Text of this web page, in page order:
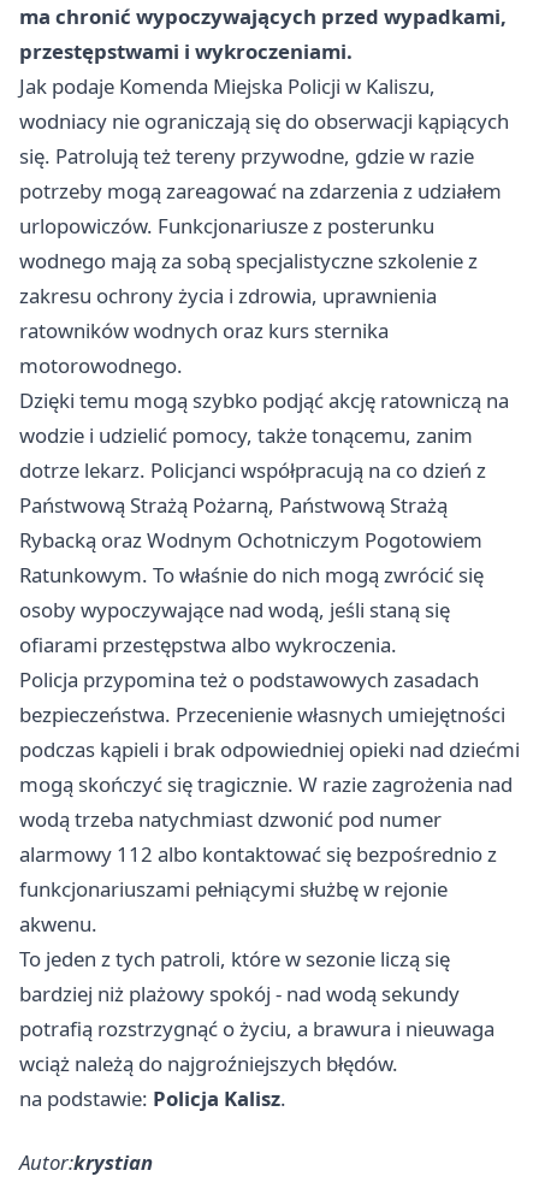
ma chronić wypoczywających przed wypadkami,
przestępstwami i wykroczeniami.
Jak podaje Komenda Miejska Policji w Kaliszu,
wodniacy nie ograniczają się do obserwacji kąpiących
się. Patrolują też tereny przywodne, gdzie w razie
potrzeby mogą zareagować na zdarzenia z udziałem
urlopowiczów. Funkcjonariusze z posterunku
wodnego mają za sobą specjalistyczne szkolenie z
zakresu ochrony życia i zdrowia, uprawnienia
ratowników wodnych oraz kurs sternika
motorowodnego.
Dzięki temu mogą szybko podjąć akcję ratowniczą na
wodzie i udzielić pomocy, także tonącemu, zanim
dotrze lekarz. Policjanci współpracują na co dzień z
Państwową Strażą Pożarną, Państwową Strażą
Rybacką oraz Wodnym Ochotniczym Pogotowiem
Ratunkowym. To właśnie do nich mogą zwrócić się
osoby wypoczywające nad wodą, jeśli staną się
ofiarami przestępstwa albo wykroczenia.
Policja przypomina też o podstawowych zasadach
bezpieczeństwa. Przecenienie własnych umiejętności
podczas kąpieli i brak odpowiedniej opieki nad dziećmi
mogą skończyć się tragicznie. W razie zagrożenia nad
wodą trzeba natychmiast dzwonić pod numer
alarmowy 112 albo kontaktować się bezpośrednio z
funkcjonariuszami pełniącymi służbę w rejonie
akwenu.
To jeden z tych patroli, które w sezonie liczą się
bardziej niż plażowy spokój - nad wodą sekundy
potrafią rozstrzygnąć o życiu, a brawura i nieuwaga
wciąż należą do najgroźniejszych błędów.
na podstawie: Policja Kalisz.
Autor:krystian